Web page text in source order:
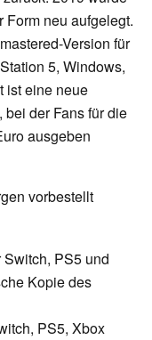
neu aufgelegt.
Version für
5, Windows,
ist eine neue
der Fans für die
ausgeben
vorbestellt
PS5 und
Kopie des
PS5, Xbox